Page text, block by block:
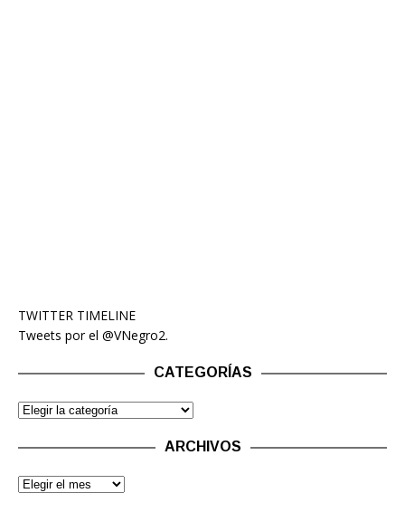
TWITTER TIMELINE
Tweets por el @VNegro2.
CATEGORÍAS
ARCHIVOS